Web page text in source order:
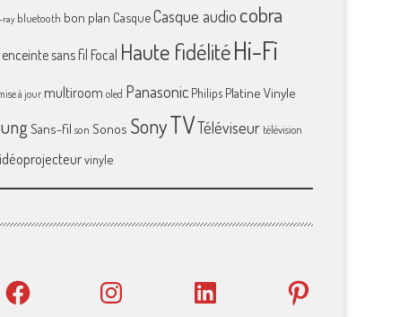
ray bluetooth bon plan CasqueCasque audio cobra
enceinte sans fil Focal Haute fidélitéHi-Fi
à jour multiroom oled Panasonic Philips Platine Vinyle
Sans-fil son Sonos SonyTVTéléviseur télévision
vinyle
Facebook Instagram LinkedIn Pinterest